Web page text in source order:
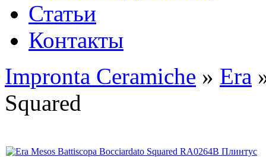
Статьи
Контакты
Impronta Ceramiche » Era
Squared